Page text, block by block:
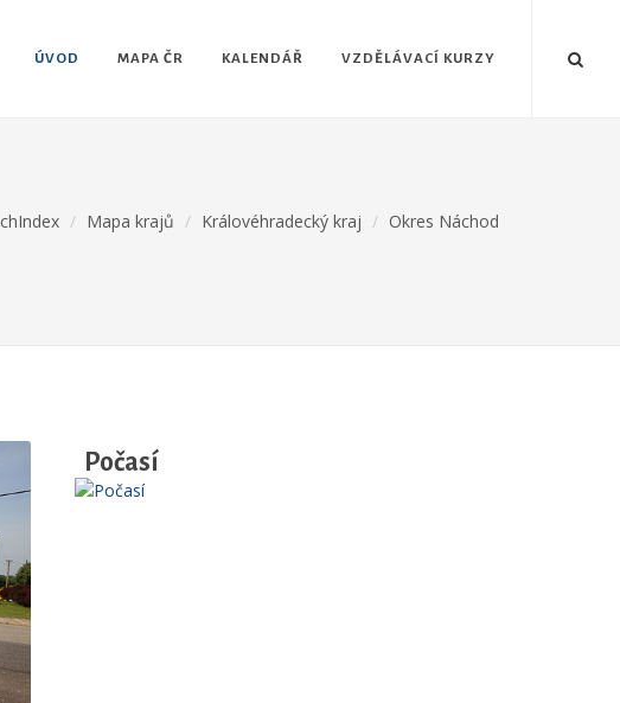
ÚVOD MAPA ČR KALENDÁŘ VZDĚLÁVACÍ KURZY
Mapa krajů Královéhradecký kraj Okres Náchod
Počasí